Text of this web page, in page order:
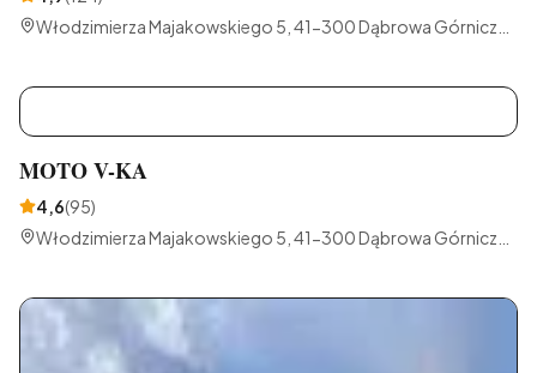
Włodzimierza Majakowskiego 5, 41-300 Dąbrowa Górnicza,
MOTO V-KA
4,6(95)
Włodzimierza Majakowskiego 5, 41-300 Dąbrowa Górnicza,